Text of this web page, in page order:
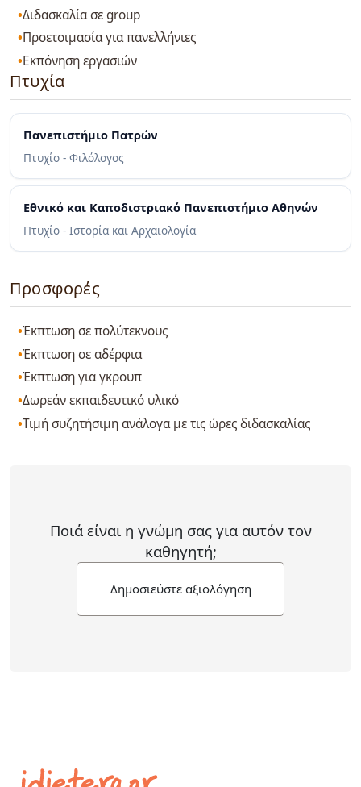
Διδασκαλία σε group
Προετοιμασία για πανελλήνιες
Εκπόνηση εργασιών
Πτυχία
Πανεπιστήμιο Πατρών
Πτυχίο - Φιλόλογος
Εθνικό και Καποδιστριακό Πανεπιστήμιο Αθηνών
Πτυχίο - Ιστορία και Αρχαιολογία
Προσφορές
Έκπτωση σε πολύτεκνους
Έκπτωση σε αδέρφια
Έκπτωση για γκρουπ
Δωρεάν εκπαιδευτικό υλικό
Τιμή συζητήσιμη ανάλογα με τις ώρες διδασκαλίας
Ποιά είναι η γνώμη σας για αυτόν τον
καθηγητή;
Δημοσιεύστε αξιολόγηση